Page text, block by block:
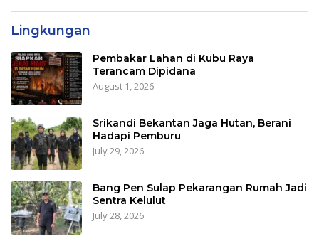
Lingkungan
Pembakar Lahan di Kubu Raya
Terancam Dipidana
August 1, 2026
Srikandi Bekantan Jaga Hutan, Berani
Hadapi Pemburu
July 29, 2026
Bang Pen Sulap Pekarangan Rumah Jadi
Sentra Kelulut
July 28, 2026